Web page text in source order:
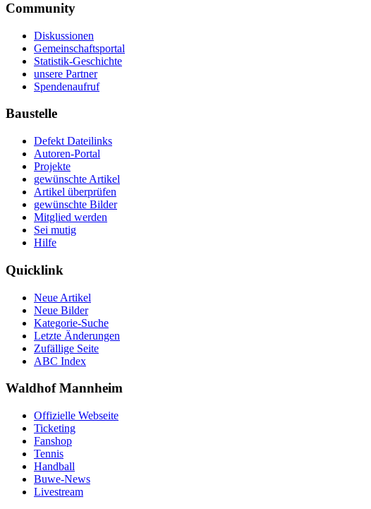
Community
Diskussionen
Gemeinschaftsportal
Statistik-Geschichte
unsere Partner
Spendenaufruf
Baustelle
Defekt Dateilinks
Autoren-Portal
Projekte
gewünschte Artikel
Artikel überprüfen
gewünschte Bilder
Mitglied werden
Sei mutig
Hilfe
Quicklink
Neue Artikel
Neue Bilder
Kategorie-Suche
Letzte Änderungen
Zufällige Seite
ABC Index
Waldhof Mannheim
Offizielle Webseite
Ticketing
Fanshop
Tennis
Handball
Buwe-News
Livestream